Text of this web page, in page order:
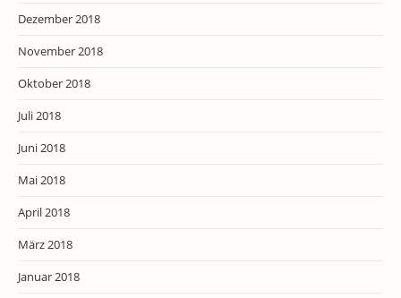
Dezember 2018
November 2018
Oktober 2018
Juli 2018
Juni 2018
Mai 2018
April 2018
März 2018
Januar 2018